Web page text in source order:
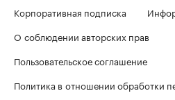
Корпоративная подписка
О соблюдении авторских прав
Пользовательское соглашение
Политика в отношении обработки